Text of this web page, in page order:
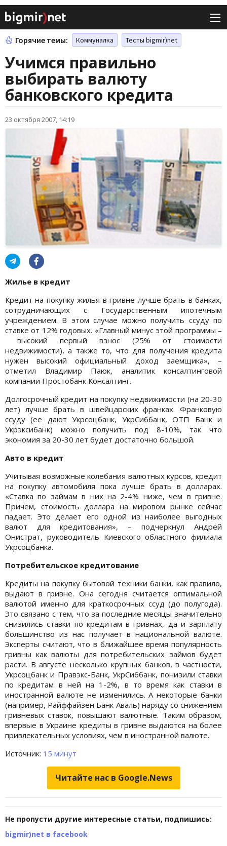
Горячие темы: Коммуналка Тесты bigmir)net
Учимся правильно
выбирать валюту
банковского кредита
23 октября 2007, 14:19
Жилье в кредит
Кредит на покупку жилья в гривне лучше брать в банках,
сотрудничающих с Государственным ипотечным
учреждением. В этом случае можно получить ссуду по
ставке от 12% годовых. «Главный минус этой программы –
высокий первый взнос (25% от стоимости
недвижимости), а также то, что для получения кредита
нужен высокий официальный доход заемщика», –
отметил Владимир Паюк, аналитик консалтинговой
компании Простобанк Консалтинг.
Долгосрочный кредит на покупку недвижимости (на 20-30
лет) лучше брать в швейцарских франках. Франковую
ссуду (ее дают Укрсоцбанк, УкрСиббанк, ОТП Банк и
Укрэксибанк) можно получить под 8-10%, так что
экономия за 20-30 лет будет достаточно большой.
Авто в кредит
Учитывая возможные колебания валютных курсов, кредит
на покупку автомобиля пока лучше брать в долларах.
«Ставка по займам в них на 2-4% ниже, чем в гривне.
Причем, стоимость доллара на мировом рынке сейчас
падает. Это делает его одной из наиболее выгодных
валют для кредитования», – подчеркнул Андрей
Онистрат, руководитель Киевского областного филиала
Укрсоцбанка.
Потребительское кредитование
Кредиты на покупку бытовой техники банки, как правило,
выдают в гривне. Она сегодня считается оптимальной
валютой именно для краткосрочных ссуд (до полугода).
Это связано с тем, что за последние месяцы значительно
снизились ставки по кредитам в гривнах, да и зарплату
большинство из нас получает в национальной валюте.
Эксперты считают, что в ближайшее время популярность
гривны как валюты для потребительских займов будет
расти. В августе несколько крупных банков, в частности,
Укрсоцбанк и Правэкс-Банк, УкрСиббанк, понизили ставки
по кредитам в ней на 1-2%, в то время как ставки в
иностранной валюте не изменились. А некоторые банки
(например, Райффайзен Банк Аваль) наряду со снижением
гривневых ставок, повышают валютные. Таким образом,
впервые в Украине кредиты в гривне выдаются на более
привлекательных условиях, чем в иностранной валюте.
Источник: 15 минут
Читайте нас в Google.News
Не пропусти другие интересные статьи, подпишись:
bigmir)net в facebook